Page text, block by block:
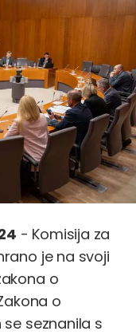
- Komisija za
je na svoji
o
o
seznanila s